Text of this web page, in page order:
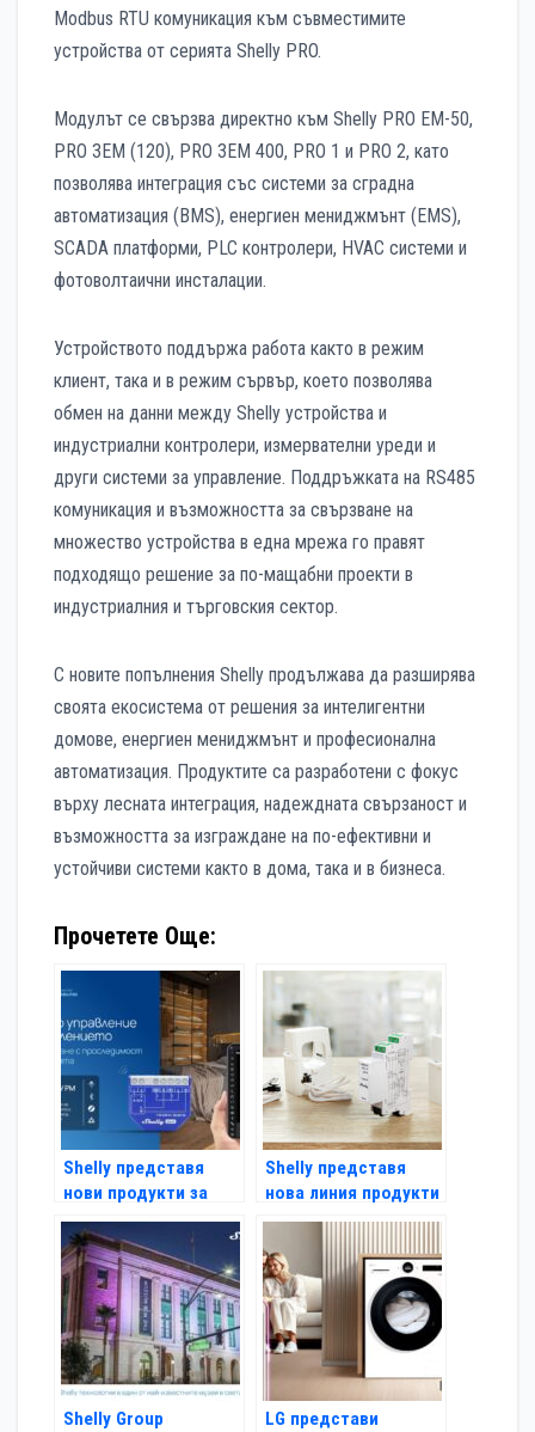
Modbus RTU комуникация към съвместимите
устройства от серията Shelly PRO.
Модулът се свързва директно към Shelly PRO EM-50,
PRO 3EM (120), PRO 3EM 400, PRO 1 и PRO 2, като
позволява интеграция със системи за сградна
автоматизация (BMS), енергиен мениджмънт (EMS),
SCADA платформи, PLC контролери, HVAC системи и
фотоволтаични инсталации.
Устройството поддържа работа както в режим
клиент, така и в режим сървър, което позволява
обмен на данни между Shelly устройства и
индустриални контролери, измервателни уреди и
други системи за управление. Поддръжката на RS485
комуникация и възможността за свързване на
множество устройства в една мрежа го правят
подходящо решение за по-мащабни проекти в
индустриалния и търговския сектор.
С новите попълнения Shelly продължава да разширява
своята екосистема от решения за интелигентни
домове, енергиен мениджмънт и професионална
автоматизация. Продуктите са разработени с фокус
върху лесната интеграция, надеждната свързаност и
възможността за изграждане на по-ефективни и
устойчиви системи както в дома, така и в бизнеса.
Прочетете Още:
Shelly представя
нови продукти за
ключови сценарии в
съвременната
автоматизация
Shelly представя
нова линия продукти
за умен дом: Shelly
Shelly Group
LG представи